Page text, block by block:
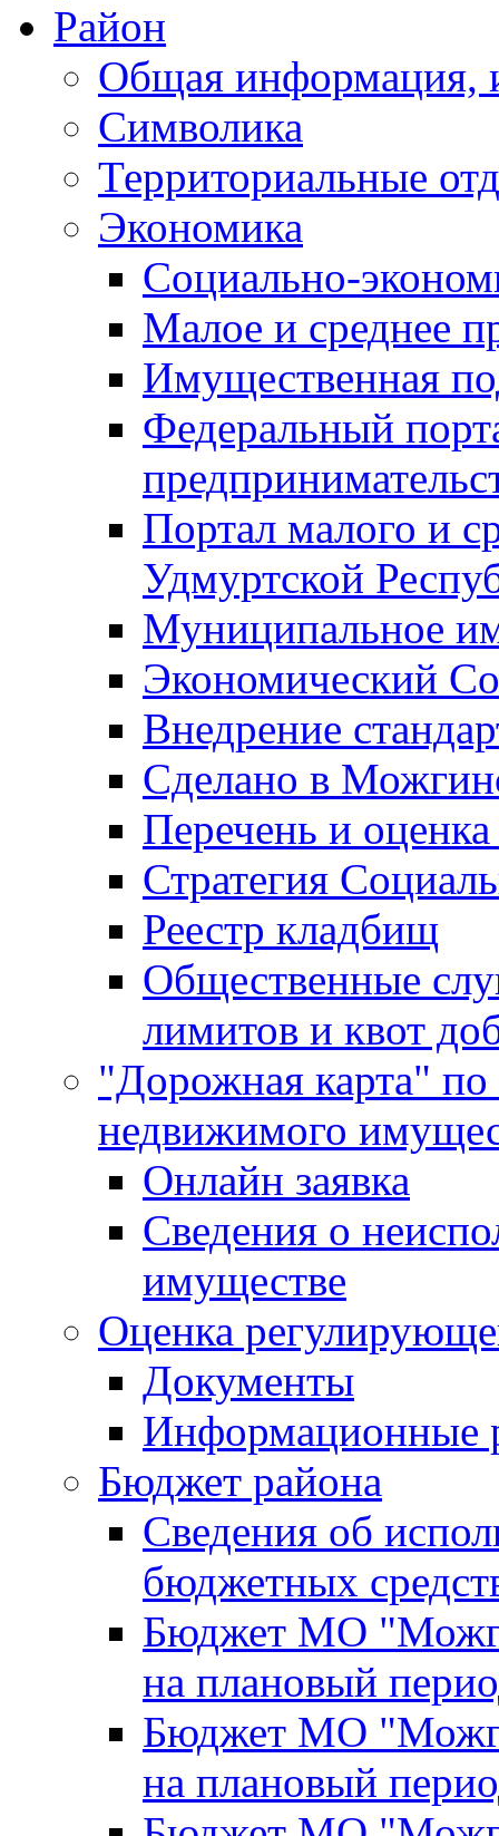
Район
Общая информация,
Символика
Территориальные
Экономика
Социально-
Малое и среднее
Имущественная
Федеральный
Портал малого и
Удмуртской
Муниципальное
Экономический
Внедрение
Сделано в
Перечень и
Стратегия
Реестр кладбищ
Общественные
лимитов и квот
"Дорожная карта"
недвижимого
Онлайн заявка
Сведения о
имуществе
Оценка
Документы
Информационные
Бюджет района
Сведения об
бюджетных
Бюджет МО
на плановый
Бюджет МО
на плановый